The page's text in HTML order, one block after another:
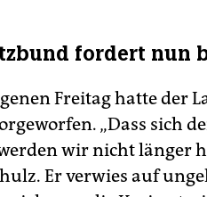
fordert nun
Freitag hatte der
„Dass sich
wir nicht länger
Er verwies auf